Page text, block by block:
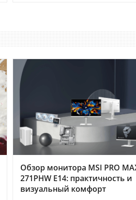
Обзор монитора MSI PRO
271PHW E14: практичность и
визуальный комфорт